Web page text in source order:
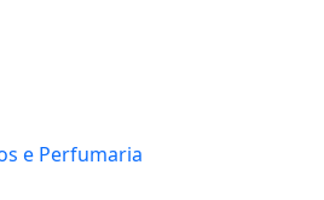
e Perfumaria